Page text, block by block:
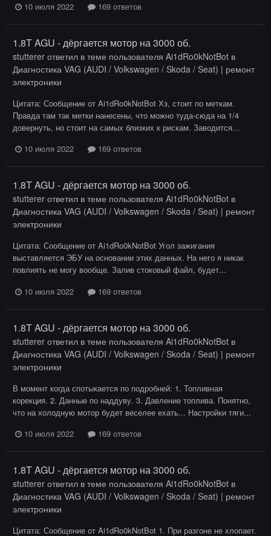
10 июля 2022
169 ответов
1.8T AGU - дёргается мотор на 3000 об.
stutterer ответил в теме пользователя Ai1dRo0kNotBot в
Диагностика VAG (AUDI / Volkswagen / Skoda / Seat) | ремонт
электроники
Цитата: Сообщение от Ai1dRo0kNotBot Хз, стоит по меткам.
Правда там так метки нанесены, что можно туда-сюда на 1/4
довернуть, но стоит на самых близких к рискам. Заводится...
10 июля 2022
169 ответов
1.8T AGU - дёргается мотор на 3000 об.
stutterer ответил в теме пользователя Ai1dRo0kNotBot в
Диагностика VAG (AUDI / Volkswagen / Skoda / Seat) | ремонт
электроники
Цитата: Сообщение от Ai1dRo0kNotBot Угол зажигания
выставляется ЭБУ на основании этих данных. На него я никак
повлиять не могу вообще. Залив стоковый файл, будет...
10 июля 2022
169 ответов
1.8T AGU - дёргается мотор на 3000 об.
stutterer ответил в теме пользователя Ai1dRo0kNotBot в
Диагностика VAG (AUDI / Volkswagen / Skoda / Seat) | ремонт
электроники
В момент когда спотыкается по подробней: 1. Топливная
корекция. 2. Данные по наддуву. 3. Давление топлива. Понятно,
что на холодную мотор будет веселее ехать... Настройки тяги...
10 июля 2022
169 ответов
1.8T AGU - дёргается мотор на 3000 об.
stutterer ответил в теме пользователя Ai1dRo0kNotBot в
Диагностика VAG (AUDI / Volkswagen / Skoda / Seat) | ремонт
электроники
Цитата: Сообщение от Ai1dRo0kNotBot 1. При разгоне не хлопает.